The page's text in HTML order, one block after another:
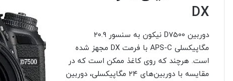
DX
دوربین D7500 نیکون به سنسور ۲۰.۹
مگاپیکسلی APS-C با فرمت DX مجهز شده
است. هرچند که روی کاغذ ممکن است که در
مقایسه با دوربین‌های ۲۴ مگاپیکسلی، دوربین